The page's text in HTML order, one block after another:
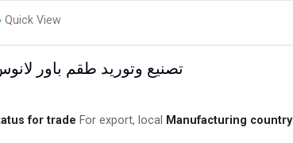
Quick View
تصنيع وتوريد طقم باور
for trade For export, local Manufacturing country